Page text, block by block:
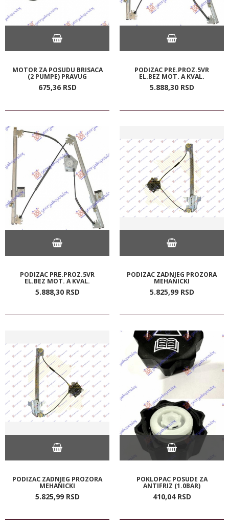
MOTOR ZA POSUDU BRISACA
(2 PUMPE) PRAVUG
675,36 RSD
PODIZAC PRE.PROZ.5VR
EL.BEZ MOT. A KVAL.
5.888,30 RSD
PODIZAC PRE.PROZ.5VR
EL.BEZ MOT. A KVAL.
5.888,30 RSD
PODIZAC ZADNJEG PROZORA
MEHANICKI
5.825,99 RSD
PODIZAC ZADNJEG PROZORA
MEHANICKI
5.825,99 RSD
POKLOPAC POSUDE ZA
ANTIFRIZ (1.0BAR)
410,04 RSD